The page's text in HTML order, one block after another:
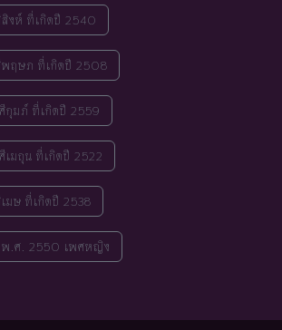
สิงห์ ที่เกิดปี 2540
พฤษภ ที่เกิดปี 2508
กุมภ์ ที่เกิดปี 2559
เมถุน ที่เกิดปี 2522
มษ ที่เกิดปี 2538
พ.ศ. 2550 เพศหญิง